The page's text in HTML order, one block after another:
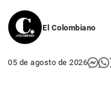
El Colombiano
05 de agosto de 2026